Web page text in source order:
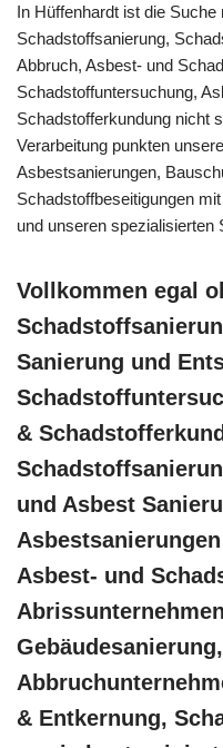
In Hüffenhardt ist die Suche
Schadstoffsanierung,
Abbruch, Asbest- und
Schadstoffuntersuchung,
Schadstofferkundung nicht
Verarbeitung punkten
Asbestsanierungen,
Schadstoffbeseitigungen
und unseren spezialisierten
Vollkommen egal
Sanierung und
&
und Asbest
Asbest- und
& Entkernung,